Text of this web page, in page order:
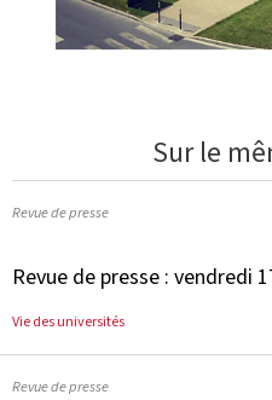
Sur le
Revue de presse
Revue de presse : vendredi
Vie des universités
Revue de presse